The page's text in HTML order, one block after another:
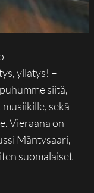
yllätys! –
siitä,
sekä
Vieraana on
Mäntysaari,
suomalaiset